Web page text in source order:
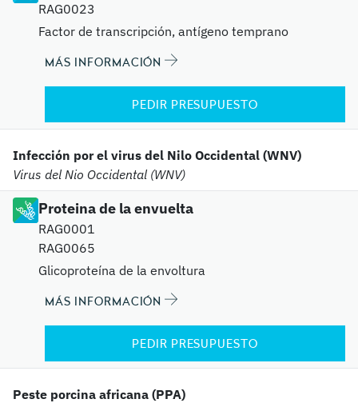
RAG0023
Factor de transcripción, antígeno temprano
MÁS INFORMACIÓN
PEDIR PRESUPUESTO
Infección por el virus del Nilo Occidental (WNV)
Virus del Nio Occidental (WNV)
Proteina de la envuelta
RAG0001
RAG0065
Glicoproteína de la envoltura
MÁS INFORMACIÓN
PEDIR PRESUPUESTO
Peste porcina africana (PPA)